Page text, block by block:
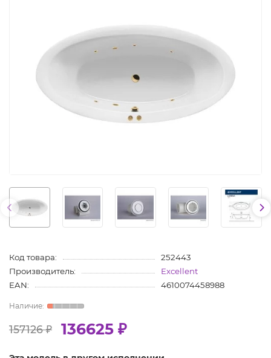
Код товара:
252443
Производитель:
Excellent
EAN:
4610074458988
157126 ₽ 136625 ₽